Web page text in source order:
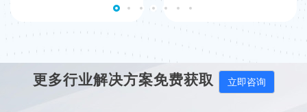
更多行业解决方案免费获取 立即咨询